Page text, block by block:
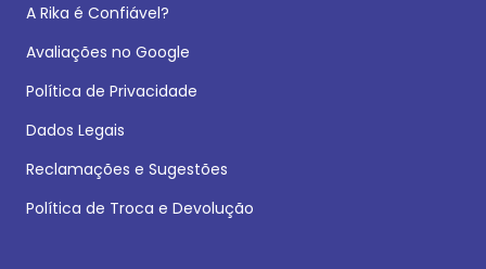
A Rika é Confiável?
Avaliações no Google
Política de Privacidade
Dados Legais
Reclamações e Sugestões
Política de Troca e Devolução